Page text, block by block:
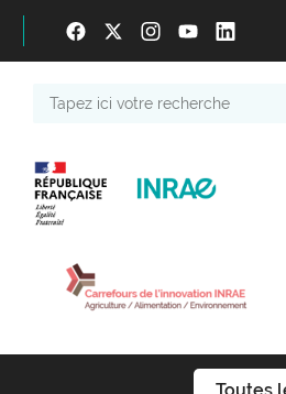
Toutes